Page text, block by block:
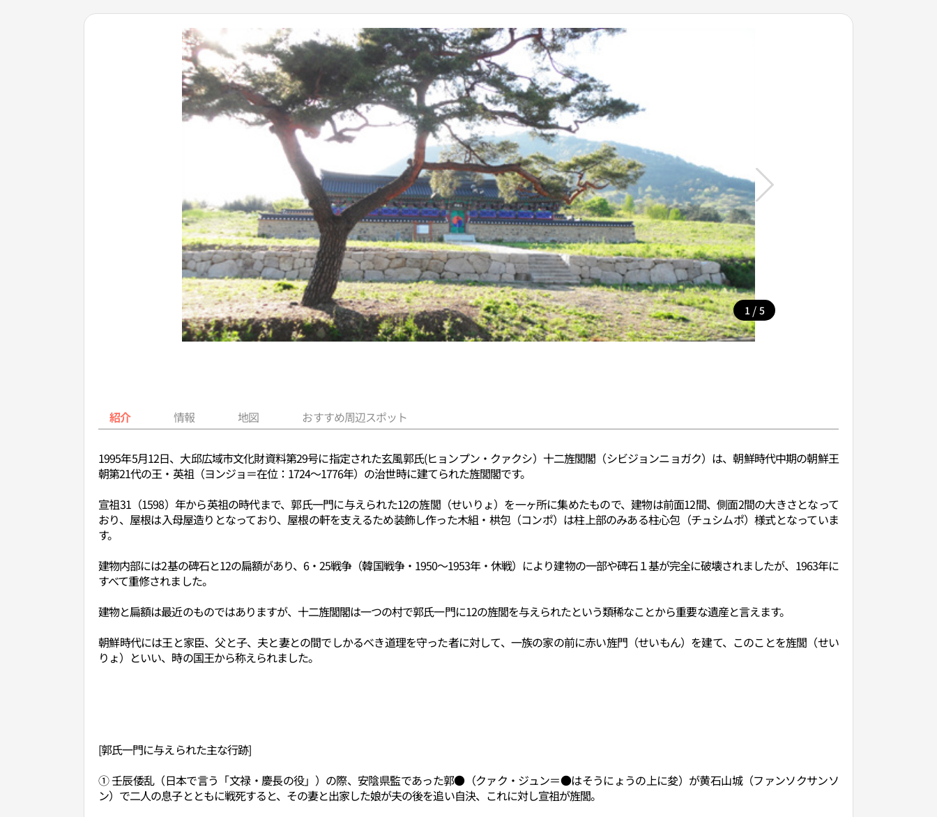
1 / 5
紹介 情報 地図 おすすめ周辺スポット
1995年5月12日、大邱広域市文化財資料第29号に指定された玄風郭氏(ヒョンプン・クァクシ）十二旌閭閣（シビジョンニョガク）は、朝鮮時代中期の朝鮮王
朝第21代の王・英祖（ヨンジョ＝在位：1724～1776年）の治世時に建てられた旌閭閣です。
宣祖31（1598）年から英祖の時代まで、郭氏一門に与えられた12の旌閭（せいりょ）を一ヶ所に集めたもので、建物は前面12間、側面2間の大きさとなって
おり、屋根は入母屋造りとなっており、屋根の軒を支えるため装飾し作った木組・栱包（コンポ）は柱上部のみある柱心包（チュシムポ）様式となっていま
す。
建物内部には2基の碑石と12の扁額があり、6・25戦争（韓国戦争・1950～1953年・休戦）により建物の一部や碑石１基が完全に破壊されましたが、1963年に
すべて重修されました。
建物と扁額は最近のものではありますが、十二旌閭閣は一つの村で郭氏一門に12の旌閭を与えられたという類稀なことから重要な遺産と言えます。
朝鮮時代には王と家臣、父と子、夫と妻との間でしかるべき道理を守った者に対して、一族の家の前に赤い旌門（せいもん）を建て、このことを旌閭（せい
りょ）といい、時の国王から称えられました。
[郭氏一門に与えられた主な行跡]
① 壬辰倭乱（日本で言う「文禄・慶長の役」）の際、安陰県監であった郭●（クァク・ジュン＝●はそうにょうの上に夋）が黄石山城（ファンソクサンソ
ン）で二人の息子とともに戦死すると、その妻と出家した娘が夫の後を追い自決、これに対し宣祖が旌閭。